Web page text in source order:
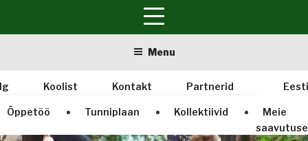
Menu
Koolist Kontakt Partnerid
Õppetöö Tunniplaan Kollektiivid
Meie